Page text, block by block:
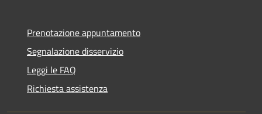
Prenotazione appuntamento
Segnalazione disservizio
Leggi le FAQ
Richiesta assistenza